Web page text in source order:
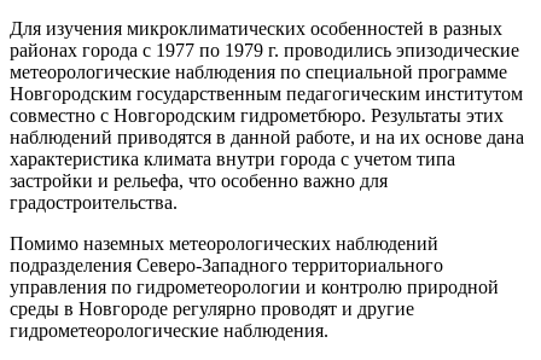
Для изучения микроклиматических особенностей в разных
районах города с 1977 по 1979 г. проводились эпизодические
метеорологические наблюдения по специальной программе
Новгородским государственным педагогическим институтом
совместно с Новгородским гидрометбюро. Результаты этих
наблюдений приводятся в данной работе, и на их основе дана
характеристика климата внутри города с учетом типа
застройки и рельефа, что особенно важно для
градостроительства.
Помимо наземных метеорологических наблюдений
подразделения Северо-Западного территориального
управления по гидрометеорологии и контролю природной
среды в Новгороде регулярно проводят и другие
гидрометеорологические наблюдения.